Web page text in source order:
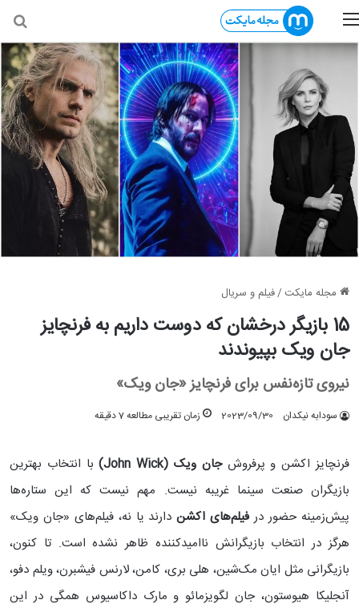
منو
مجله مایکت /فیلم و سریال
15 بازیگر درخشان که دوست داریم به فرنچایز
جان ویک بپیوندند
نیروی تازه‌نفس برای فرنچایز «جان ویک»
سودابه نیکدان 2023/09/30 زمان تقریبی مطالعه 7 دقیقه
فرنچایز اکشن و پرفروشجان ویک (John Wick)
با انتخاب بهترین
بازیگران صنعت سینما غریبه نیست. مهم نیست که این ستاره‌ها
پیش‌زمینه حضور در فیلم‌های اکشندارند یا نه، فیلم‌های «جان ویک»
هرگز در انتخاب بازیگرانش ناامیدکننده ظاهر نشده است. تا کنون،
بازیگرانی مثل ایان مک‌شین، هلی بری، کامن، لارنس فیشبرن، ویلم دفو،
آنجلیکا هیوستون، جان لگویزمائو و مارک داکاسیوس همگی در این